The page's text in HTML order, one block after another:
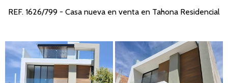
REF. 1626/799 - Casa nueva en venta en Tahona Residencial